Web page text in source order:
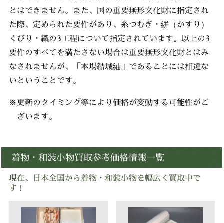
とはできません。また、国の重要無形文化財に指定され
た際、定められた要件があり、糸つむぎ・絣（かすり）
くびり・織の3工程について指定されています。以上の3
要件のすべてを満たさない場合は重要無形文化財とはみ
なされませんが、「本場結城紬」であることには相違な
いということです。
※更新のタイミング等により価格が変動する可能性がご
ざいます。
着物・和装小物買取参考価格情報一覧
現在、日本全国から着物・和装小物を幅広く買取中で
す！